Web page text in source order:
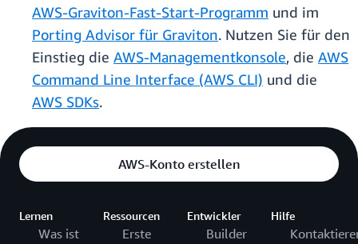
AWS-Graviton-Fast-Start-Programm und im
Porting Advisor für Graviton. Nutzen Sie für den
Einstieg die AWS-Managementkonsole, die AWS
Command Line Interface (AWS CLI) und die
AWS SDKs.
AWS-Konto erstellen
Lernen
Was ist
Ressourcen
Erste
Entwickler
Builder
Hilfe